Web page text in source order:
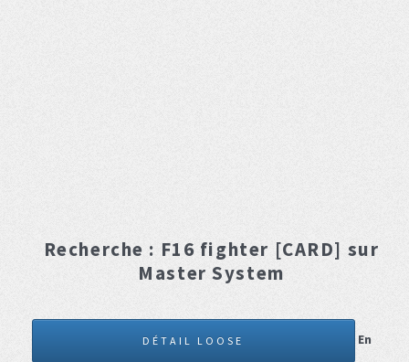
Recherche : F16 fighter [CARD] sur
Master System
DÉTAIL LOOSE
En